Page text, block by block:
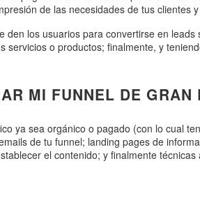
de las necesidades de tus
los usuarios para convertirse en
o productos; finalmente, y
MI FUNNEL DE GRAN
ya sea orgánico o pagado (con lo cual
de tu funnel; landing pages de
el contenido; y finalmente